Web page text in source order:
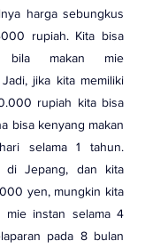
harga sebungkus
rupiah. Kita bisa
bila makan mie
Jadi, jika kita memiliki
rupiah kita bisa
bisa kenyang makan
selama 1 tahun.
di Jepang, dan kita
yen, mungkin kita
mie instan selama 4
pada 8 bulan